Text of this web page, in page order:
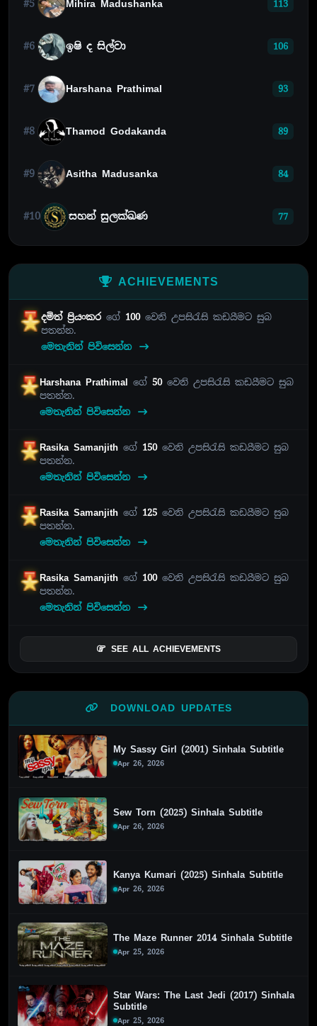
#5 Mihira Madushanka 113
#6 ඉෂි ද සිල්වා 106
#7 Harshana Prathimal 93
#8 Thamod Godakanda 89
#9 Asitha Madusanka 84
#10 සහන් සුලක්ඛණ 77
ACHIEVEMENTS
දමිත් ප්‍රියංකරගේ 100වෙනි උපසිරැසි කඩයීමට සුබ
පතන්න.
මෙතැනින් පිවිසෙන්න
Harshana Prathimal ගේ 50වෙනි උපසිරැසි කඩයීමට සුබ
පතන්න.
මෙතැනින් පිවිසෙන්න
Rasika Samanjithගේ 150වෙනි උපසිරැසි කඩයීමට සුබ
පතන්න.
මෙතැනින් පිවිසෙන්න
Rasika Samanjithගේ 125 වෙනි උපසිරැසි කඩයීමට සුබ
පතන්න.
මෙතැනින් පිවිසෙන්න
Rasika Samanjithගේ 100වෙනි උපසිරැසි කඩයීමට සුබ
පතන්න.
මෙතැනින් පිවිසෙන්න
SEE ALL ACHIEVEMENTS
DOWNLOAD UPDATES
My Sassy Girl (2001) Sinhala Subtitle
Apr 26, 2026
Sew Torn (2025) Sinhala Subtitle
Apr 26, 2026
Kanya Kumari (2025) Sinhala Subtitle
Apr 26, 2026
The Maze Runner 2014 Sinhala Subtitle
Apr 25, 2026
Star Wars: The Last Jedi (2017) Sinhala
Subtitle
Apr 25, 2026